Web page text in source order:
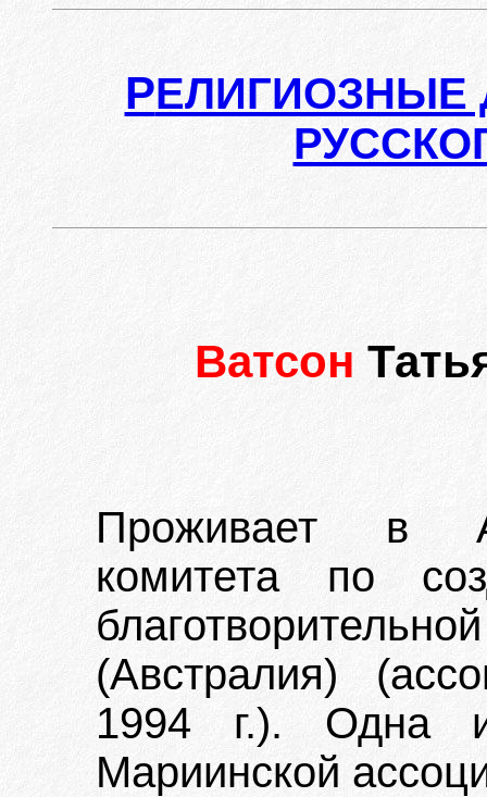
РЕЛИГИОЗНЫЕ
Ватсон
Проживает в
комитета по
(Австралия)
1994 г.). Одна
Мариинской